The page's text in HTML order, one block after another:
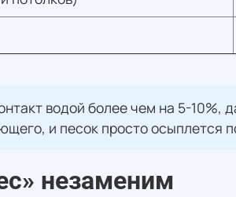
водой более чем на 5-
и песок просто осыплется
незаменим